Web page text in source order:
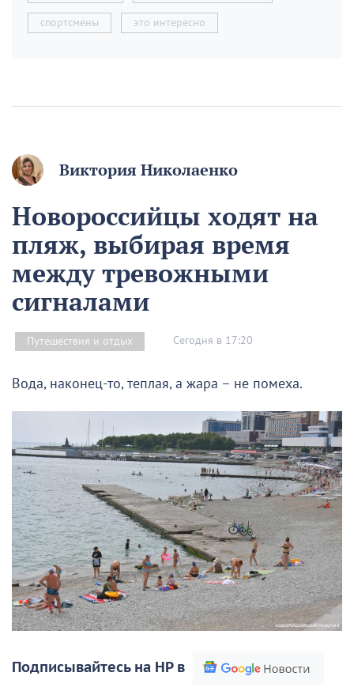
спортсмены это интересно
Виктория Николаенко
Новороссийцы ходят на
пляж, выбирая время
между тревожными
сигналами
Путешествия и отдых Сегодня в 17:20
Вода, наконец-то, теплая, а жара – не помеха.
Подписывайтесь на НР в